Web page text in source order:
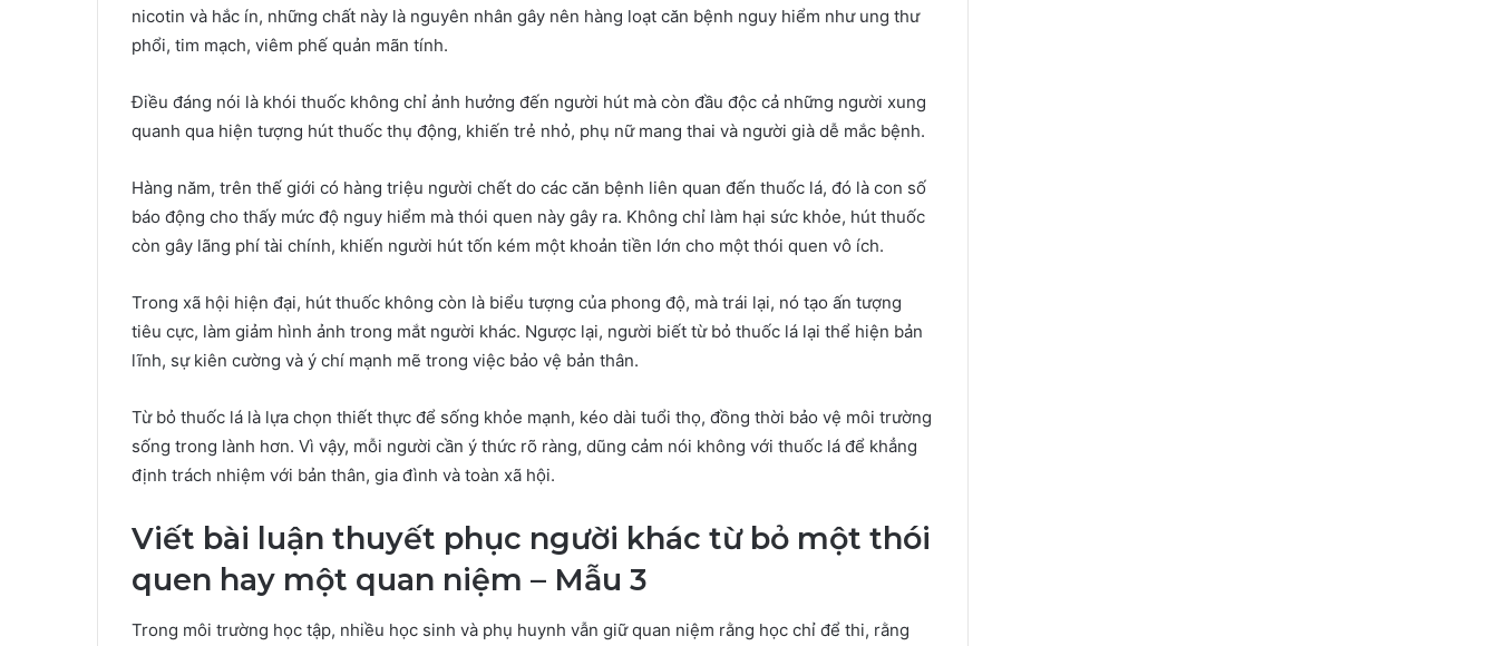
nicotin và hắc ín, những chất này là nguyên nhân gây nên hàng loạt căn bệnh nguy hiểm như ung thư
phổi, tim mạch, viêm phế quản mãn tính.
Điều đáng nói là khói thuốc không chỉ ảnh hưởng đến người hút mà còn đầu độc cả những người xung
quanh qua hiện tượng hút thuốc thụ động, khiến trẻ nhỏ, phụ nữ mang thai và người già dễ mắc bệnh.
Hàng năm, trên thế giới có hàng triệu người chết do các căn bệnh liên quan đến thuốc lá, đó là con số
báo động cho thấy mức độ nguy hiểm mà thói quen này gây ra. Không chỉ làm hại sức khỏe, hút thuốc
còn gây lãng phí tài chính, khiến người hút tốn kém một khoản tiền lớn cho một thói quen vô ích.
Trong xã hội hiện đại, hút thuốc không còn là biểu tượng của phong độ, mà trái lại, nó tạo ấn tượng
tiêu cực, làm giảm hình ảnh trong mắt người khác. Ngược lại, người biết từ bỏ thuốc lá lại thể hiện bản
lĩnh, sự kiên cường và ý chí mạnh mẽ trong việc bảo vệ bản thân.
Từ bỏ thuốc lá là lựa chọn thiết thực để sống khỏe mạnh, kéo dài tuổi thọ, đồng thời bảo vệ môi trường
sống trong lành hơn. Vì vậy, mỗi người cần ý thức rõ ràng, dũng cảm nói không với thuốc lá để khẳng
định trách nhiệm với bản thân, gia đình và toàn xã hội.
Viết bài luận thuyết phục người khác từ bỏ một thói
quen hay một quan niệm – Mẫu 3
Trong môi trường học tập, nhiều học sinh và phụ huynh vẫn giữ quan niệm rằng học chỉ để thi, rằng